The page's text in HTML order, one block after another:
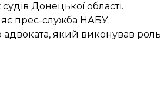
Донецької області.
прес-служба НАБУ.
адвоката, який виконував